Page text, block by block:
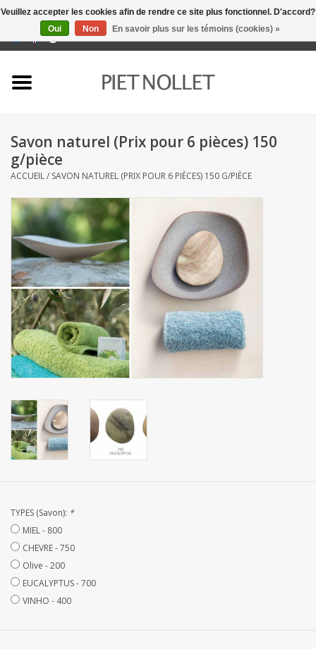
0 Articles - €0,00
serviettes
napery
linge de cuisine
chaussettes
mouchoirs
Maison et vêtements de
nuit (MEN)
costume
Tissus au mètre
ARTICLES CADEAUX
Savon naturel (Prix pour 6 pièces) 150
g/pièce
ACCUEIL/ SAVON NATUREL (PRIX POUR 6 PIÈCES) 150 G/PIÈCE
TYPES (Savon): *
MIEL - 800
CHEVRE - 750
Olive - 200
EUCALYPTUS - 700
VINHO - 400
Veuillez accepter les cookies afin de rendre ce site plus fonctionnel. D'accord?
Oui
Non En savoir plus sur les témoins (cookies) »